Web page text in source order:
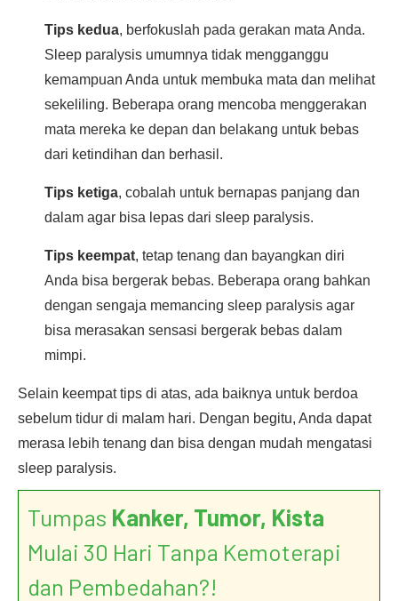
Tips kedua, berfokuslah pada gerakan mata Anda.
Sleep paralysis umumnya tidak mengganggu
kemampuan Anda untuk membuka mata dan melihat
sekeliling. Beberapa orang mencoba menggerakan
mata mereka ke depan dan belakang untuk bebas
dari ketindihan dan berhasil.
Tips ketiga, cobalah untuk bernapas panjang dan
dalam agar bisa lepas dari sleep paralysis.
Tips keempat, tetap tenang dan bayangkan diri
Anda bisa bergerak bebas. Beberapa orang bahkan
dengan sengaja memancing sleep paralysis agar
bisa merasakan sensasi bergerak bebas dalam
mimpi.
Selain keempat tips di atas, ada baiknya untuk berdoa
sebelum tidur di malam hari. Dengan begitu, Anda dapat
merasa lebih tenang dan bisa dengan mudah mengatasi
sleep paralysis.
Tumpas Kanker, Tumor, Kista
Mulai 30 Hari Tanpa Kemoterapi
dan Pembedahan?!